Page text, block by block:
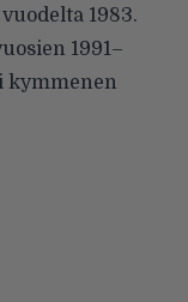
1983.
1991–
kymmenen